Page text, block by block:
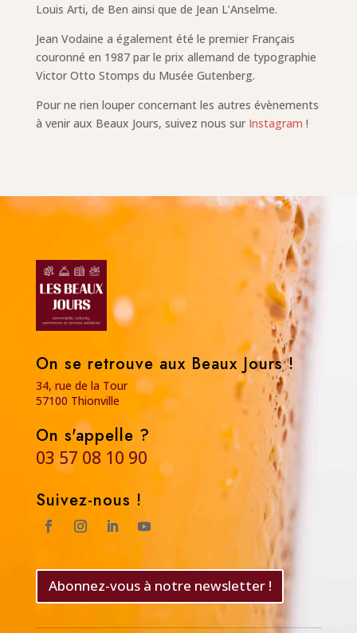
Louis Arti, de Ben ainsi que de Jean L’Anselme.
Jean Vodaine a également été le premier Français
couronné en 1987 par le prix allemand de typographie
Victor Otto Stomps du Musée Gutenberg.
Pour ne rien louper concernant les autres évènements
à venir aux Beaux Jours, suivez nous sur Instagram !
On se retrouve aux Beaux Jours !
34, rue de la Tour
57100 Thionville
On s'appelle ?
03 57 08 10 90
Suivez-nous !
Abonnez-vous à notre newsletter !